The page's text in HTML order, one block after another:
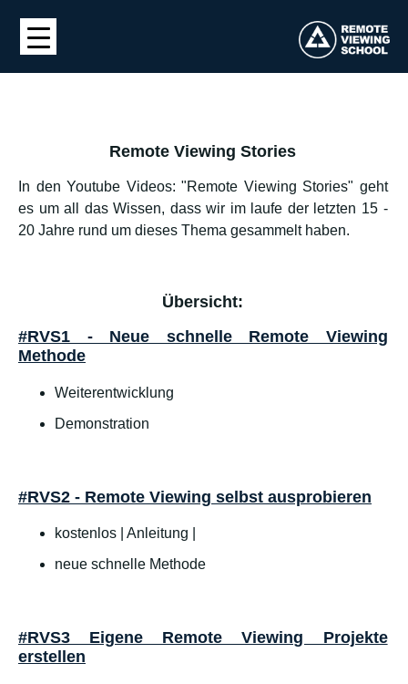
Remote Viewing Stories
In den Youtube Videos: "Remote Viewing Stories" geht
es um all das Wissen, dass wir im laufe der letzten 15 -
20 Jahre rund um dieses Thema gesammelt haben.
Übersicht:
#RVS1 - Neue schnelle Remote Viewing
Methode
Weiterentwicklung
Demonstration
#RVS2 - Remote Viewing selbst ausprobieren
kostenlos | Anleitung |
neue schnelle Methode
#RVS3 Eigene Remote Viewing Projekte
erstellen